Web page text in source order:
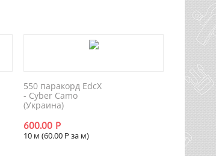
550 паракорд EdcX
- Сyber Сamo
(Украина)
600.00 Р
10 м (60.00 Р за м)